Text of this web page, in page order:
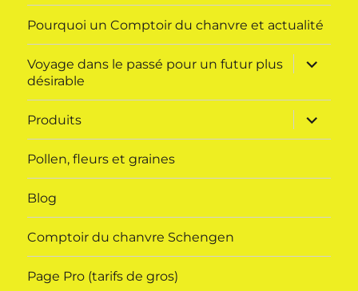
Pourquoi un Comptoir du chanvre et actualité
Voyage dans le passé pour un futur plus
désirable
ouvrir
le
menu
Produits
ouvrir
le
sous-
Pollen, fleurs et graines
Blog
Comptoir du chanvre Schengen
Page Pro (tarifs de gros)